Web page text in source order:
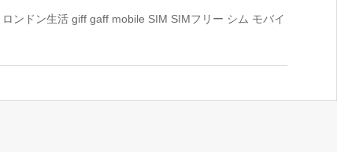
ロンドン生活 giff gaff mobile SIM SIMフリー シム モバイ